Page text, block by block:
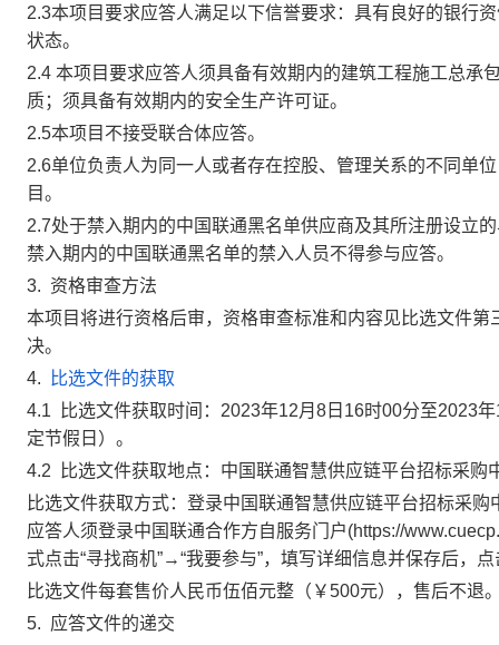
2.3本项目要求应答人满足以下信誉要求：具有良好的银行
状态。
2.4 本项目要求应答人须具备有效期内的建筑工程施工总承
质；须具备有效期内的安全生产许可证。
2.5本项目不接受联合体应答。
2.6单位负责人为同一人或者存在控股、管理关系的不同单
目。
2.7处于禁入期内的中国联通黑名单供应商及其所注册设立
禁入期内的中国联通黑名单的禁入人员不得参与应答。
3. 资格审查方法
本项目将进行资格后审，资格审查标准和内容见比选文件
决。
4.
比选文件的获取
4.1
比选文件获取时间： 2023年12月 8 日16时00分至2023年
定节假日）。
4.2
比选文件获取地点： 中国联通智慧供应链平台招标采购
比选文件获取方式： 登录中国联通智慧供应链平台招标采
应答人须登录中国联通合作方自服务门户(https://
式点击“寻找商机”→“我要参与”，填写详细信息并保存后，
比选文件每套售价人民币伍佰元整 （￥500元）
，售后不退
5. 应答文件的递交